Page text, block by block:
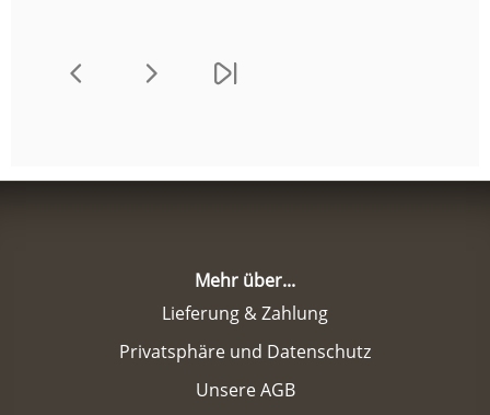
Mehr über...
Lieferung & Zahlung
Privatsphäre und Datenschutz
Unsere AGB